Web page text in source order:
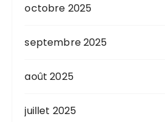
octobre 2025
septembre 2025
août 2025
juillet 2025